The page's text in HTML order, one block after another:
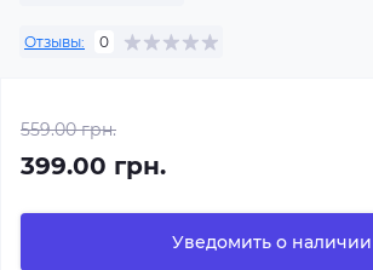
Отзывы: 0
559.00 грн.
399.00 грн.
Уведомить о наличии